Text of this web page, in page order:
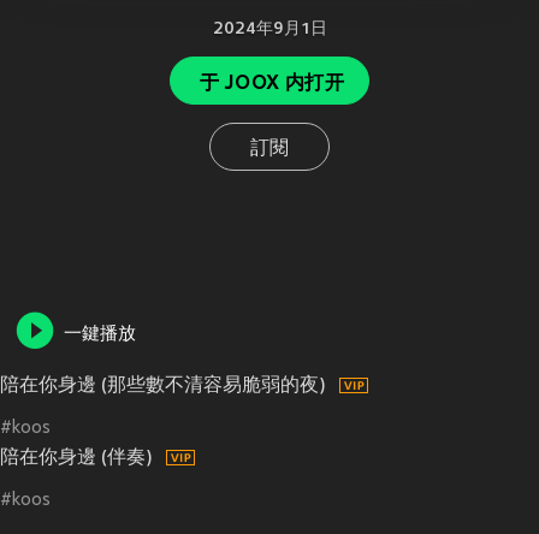
2024年9月1日
于 JOOX 内打开
訂閱
一鍵播放
陪在你身邊 (那些數不清容易脆弱的夜)
#koos
陪在你身邊 (伴奏)
#koos